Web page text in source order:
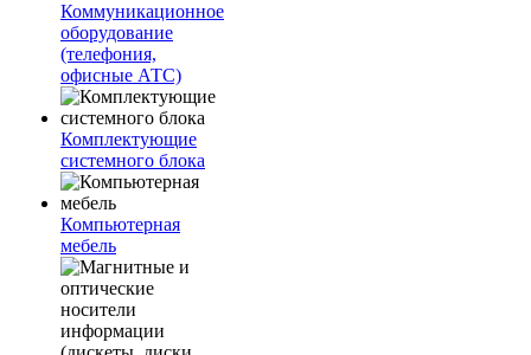
Коммуникационное
оборудование
(телефония,
офисные АТС)
Комплектующие
системного блока
Компьютерная
мебель